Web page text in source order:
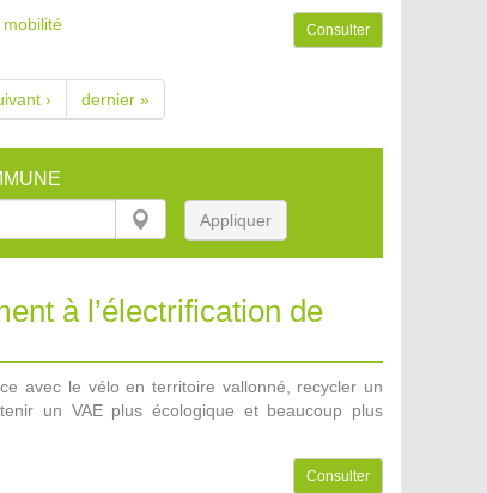
mobilité Consulter
›
dernier »
Appliquer
à l’électrification de
avec le vélo en territoire vallonné, recycler un
un VAE plus écologique et beaucoup plus
Consulter